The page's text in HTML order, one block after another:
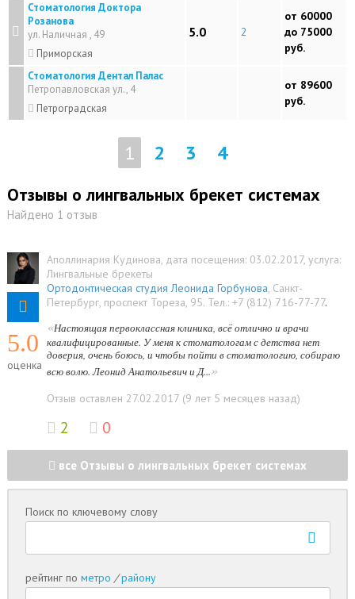
Стоматология Доктора
Розанова
ул. Наличная , 49
Приморская
5.0 2
от 60000
до 75000
руб.
Стоматология Дентал Палас
Петропавловская ул., 4
Петроградская
от 89600
руб.
1 2 3 4
Отзывы о лингвальных брекет системах
Найдено 1 отзыв
5.0
оценка
Аполлинария Кудинова, дата посещения: 03.02.2017, услуга:
Лингвальные брекеты
Ортодонтическая студия Леонида Горбунова, Санкт-
Петербург, проспект Тореза, 95. Тел.: +7 (812) 716-77-77.
«Настоящая первоклассная клиника, всё отлично и врачи
квалифицированные. У меня к стоматологам с детства нет
доверия, очень боюсь, и чтобы пойти в стоматологию, собираю
всю волю. Леонид Анатольевич и Д...»
Отзыв оставлен 27.02.2017 (9 лет 5 месяцев назад)
2 0
все Отзывы о лингвальных брекет системах
Поиск по ключевому слову
рейтинг пометро / району